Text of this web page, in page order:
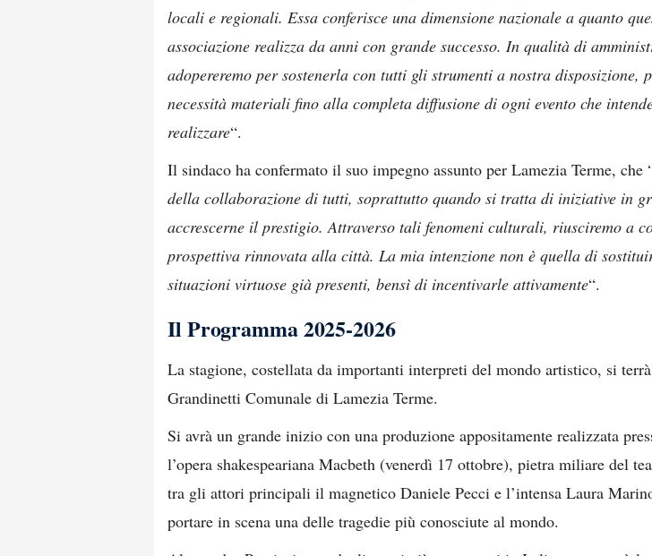
locali e regionali. Essa conferisce una dimensione nazionale a quanto
associazione realizza da anni con grande successo. In qualità di
adopereremo per sostenerla con tutti gli strumenti a nostra disposizione,
necessità materiali fino alla completa diffusione di ogni evento che
realizzare“.
Il sindaco ha confermato il suo impegno assunto per Lamezia Terme, che
della collaborazione di tutti, soprattutto quando si tratta di iniziative in
accrescerne il prestigio. Attraverso tali fenomeni culturali, riusciremo a
prospettiva rinnovata alla città. La mia intenzione non è quella di
situazioni virtuose già presenti, bensì di incentivarle attivamente“.
Il Programma 2025-2026
La stagione, costellata da importanti interpreti del mondo artistico, si
Grandinetti Comunale di Lamezia Terme.
Si avrà un grande inizio con una produzione appositamente realizzata
l’opera shakespeariana Macbeth (venerdì 17 ottobre), pietra miliare del
tra gli attori principali il magnetico Daniele Pecci e l’intensa Laura
portare in scena una delle tragedie più conosciute al mondo.